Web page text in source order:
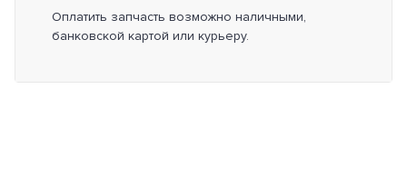
Оплатить запчасть возможно наличными,
банковской картой или курьеру.